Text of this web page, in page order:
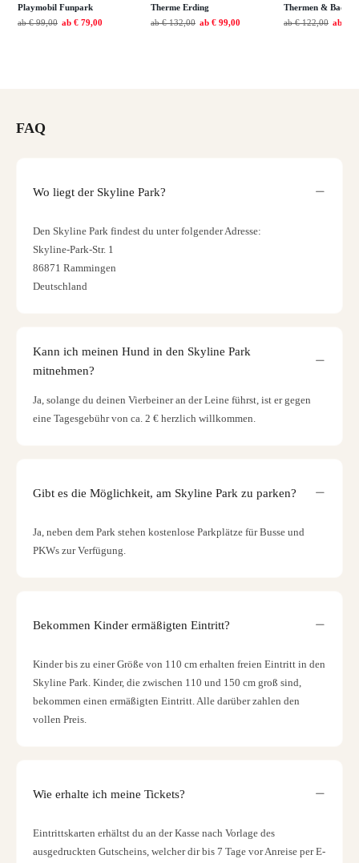
Playmobil Funpark
ab € 99,00 ab € 79,00
Therme Erding
ab € 132,00 ab € 99,00
Thermen &
ab € 122,00 ab
FAQ
Wo liegt der Skyline Park?
Den Skyline Park findest du unter folgender Adresse:
Skyline-Park-Str. 1
86871 Rammingen
Deutschland
Kann ich meinen Hund in den Skyline Park
mitnehmen?
Ja, solange du deinen Vierbeiner an der Leine führst, ist er gegen
eine Tagesgebühr von ca. 2 € herzlich willkommen.
Gibt es die Möglichkeit, am Skyline Park zu parken?
Ja, neben dem Park stehen kostenlose Parkplätze für Busse und
PKWs zur Verfügung.
Bekommen Kinder ermäßigten Eintritt?
Kinder bis zu einer Größe von 110 cm erhalten freien Eintritt in den
Skyline Park. Kinder, die zwischen 110 und 150 cm groß sind,
bekommen einen ermäßigten Eintritt. Alle darüber zahlen den
vollen Preis.
Wie erhalte ich meine Tickets?
Eintrittskarten erhältst du an der Kasse nach Vorlage des
ausgedruckten Gutscheins, welcher dir bis 7 Tage vor Anreise per E-